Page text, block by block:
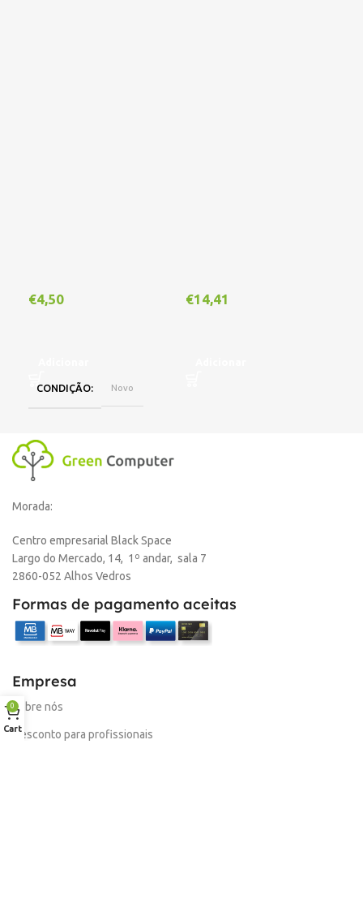
€4,50
CONDIÇÃO Novo
€14,41
Morada:
Centro empresarial Black Space
Largo do Mercado, 14, 1º andar, sala 7
2860-052 Alhos Vedros
Formas de pagamento aceitas
Empresa
Sobre nós
Desconto para profissionais
0
Cart